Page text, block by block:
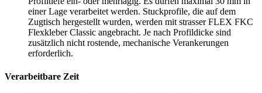
einer Lage verarbeitet werden. Stuckprofile, die auf dem
Zugtisch hergestellt wurden, werden mit strasser FLEX FKC
Flexkleber Classic angebracht. Je nach Profildicke sind
zusätzlich nicht rostende, mechanische Verankerungen
erforderlich.
Verarbeitbare Zeit